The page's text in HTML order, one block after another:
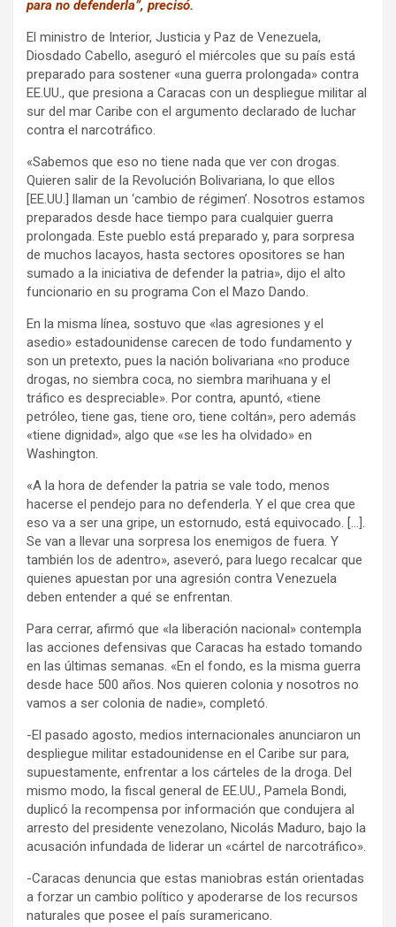
para no defenderla”, precisó.
El ministro de Interior, Justicia y Paz de Venezuela,
Diosdado Cabello, aseguró el miércoles que su país está
preparado para sostener «una guerra prolongada» contra
EE.UU., que presiona a Caracas con un despliegue militar al
sur del mar Caribe con el argumento declarado de luchar
contra el narcotráfico.
«Sabemos que eso no tiene nada que ver con drogas.
Quieren salir de la Revolución Bolivariana, lo que ellos
[EE.UU.] llaman un ‘cambio de régimen’. Nosotros estamos
preparados desde hace tiempo para cualquier guerra
prolongada. Este pueblo está preparado y, para sorpresa
de muchos lacayos, hasta sectores opositores se han
sumado a la iniciativa de defender la patria», dijo el alto
funcionario en su programa Con el Mazo Dando.
En la misma línea, sostuvo que «las agresiones y el
asedio» estadounidense carecen de todo fundamento y
son un pretexto, pues la nación bolivariana «no produce
drogas, no siembra coca, no siembra marihuana y el
tráfico es despreciable». Por contra, apuntó, «tiene
petróleo, tiene gas, tiene oro, tiene coltán», pero además
«tiene dignidad», algo que «se les ha olvidado» en
Washington.
«A la hora de defender la patria se vale todo, menos
hacerse el pendejo para no defenderla. Y el que crea que
eso va a ser una gripe, un estornudo, está equivocado. […].
Se van a llevar una sorpresa los enemigos de fuera. Y
también los de adentro», aseveró, para luego recalcar que
quienes apuestan por una agresión contra Venezuela
deben entender a qué se enfrentan.
Para cerrar, afirmó que «la liberación nacional» contempla
las acciones defensivas que Caracas ha estado tomando
en las últimas semanas. «En el fondo, es la misma guerra
desde hace 500 años. Nos quieren colonia y nosotros no
vamos a ser colonia de nadie», completó.
-El pasado agosto, medios internacionales anunciaron un
despliegue militar estadounidense en el Caribe sur para,
supuestamente, enfrentar a los cárteles de la droga. Del
mismo modo, la fiscal general de EE.UU., Pamela Bondi,
duplicó la recompensa por información que condujera al
arresto del presidente venezolano, Nicolás Maduro, bajo la
acusación infundada de liderar un «cártel de narcotráfico».
-Caracas denuncia que estas maniobras están orientadas
a forzar un cambio político y apoderarse de los recursos
naturales que posee el país suramericano.